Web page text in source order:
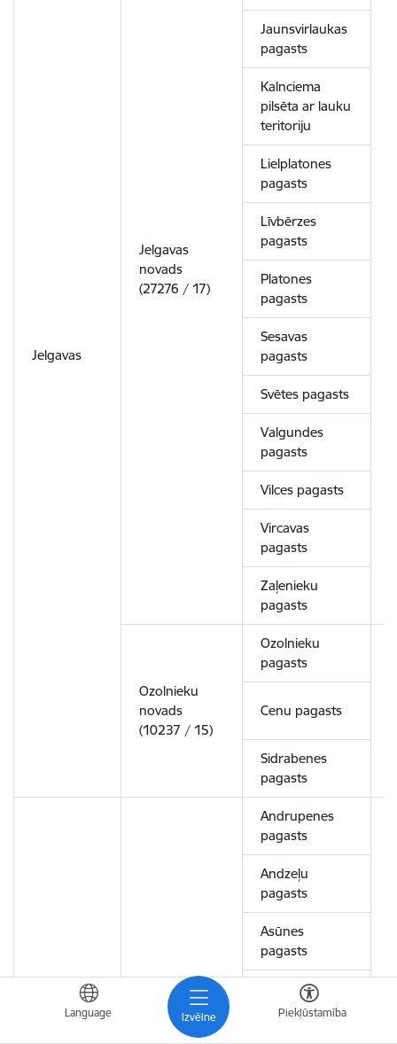
Izvēlne
Language Piekļūstamība
Jelgavas
Jelgavas
novads
(27276 / 17)
Jaunsvirlaukas
pagasts
Kalnciema
pilsēta ar lauku
teritoriju
Lielplatones
pagasts
Līvbērzes
pagasts
Platones
pagasts
Sesavas
pagasts
Svētes pagasts
Valgundes
pagasts
Vilces pagasts
Vircavas
pagasts
Zaļenieku
pagasts
Ozolnieku
novads
(10237 / 15)
Ozolnieku
pagasts
Cenu pagasts
Sidrabenes
pagasts
Andrupenes
pagasts
Andzeļu
pagasts
Asūnes
pagasts
Bērziņu
pagasts